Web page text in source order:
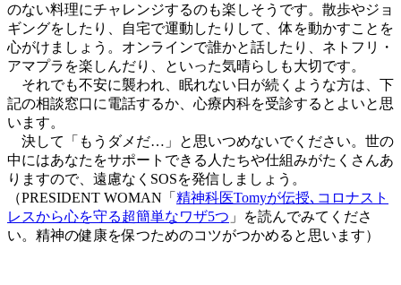
のない料理にチャレンジするのも楽しそうです。散歩やジョ
ギングをしたり、自宅で運動したりして、体を動かすことを
心がけましょう。オンラインで誰かと話したり、ネトフリ・
アマプラを楽しんだり、といった気晴らしも大切です。
それでも不安に襲われ、眠れない日が続くような方は、下
記の相談窓口に電話するか、心療内科を受診するとよいと思
います。
決して「もうダメだ…」と思いつめないでください。世の
中にはあなたをサポートできる人たちや仕組みがたくさんあ
りますので、遠慮なくSOSを発信しましょう。
（PRESIDENT WOMAN「 精神科医Tomyが伝授､コロナスト
レスから心を守る超簡単なワザ5つ 」を読んでみてくださ
い。精神の健康を保つためのコツがつかめると思います）